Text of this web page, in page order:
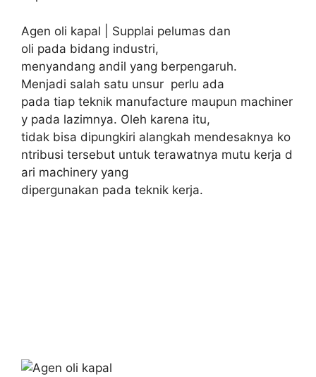
Agen oli kapal | Supplai pelumas dan
oli pada bidang industri,
menyandang andil yang berpengaruh.
Menjadi salah satu unsur perlu ada
pada tiap teknik manufacture maupun machiner
y pada lazimnya. Oleh karena itu,
tidak bisa dipungkiri alangkah mendesaknya ko
ntribusi tersebut untuk terawatnya mutu kerja d
ari machinery yang
dipergunakan pada teknik kerja.